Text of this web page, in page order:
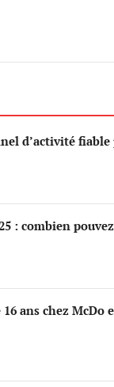
d’activité fiable
: combien
ans chez McDo